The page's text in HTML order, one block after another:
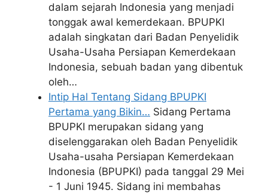
dalam sejarah Indonesia yang menjadi
tonggak awal kemerdekaan. BPUPKI
adalah singkatan dari Badan Penyelidik
Usaha-Usaha Persiapan Kemerdekaan
Indonesia, sebuah badan yang dibentuk
oleh…
Intip Hal Tentang Sidang BPUPKI
Pertama yang Bikin… Sidang Pertama
BPUPKI merupakan sidang yang
diselenggarakan oleh Badan Penyelidik
Usaha-usaha Persiapan Kemerdekaan
Indonesia (BPUPKI) pada tanggal 29 Mei
- 1 Juni 1945. Sidang ini membahas